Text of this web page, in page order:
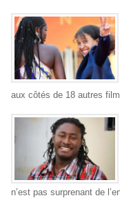
aux côtés de 18 autres
n’est pas surprenant de